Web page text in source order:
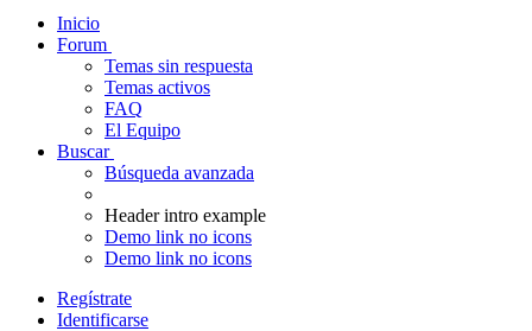
Inicio
Forum
Temas sin respuesta
Temas activos
FAQ
El Equipo
Buscar
Búsqueda avanzada
Header intro example
Demo link no icons
Demo link no icons
Regístrate
Identificarse